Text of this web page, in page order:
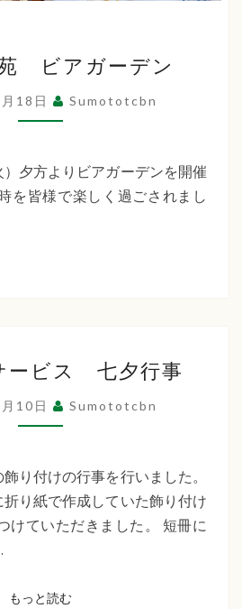
け
ぼ
の
ビ
ア
ビアガーデン
18日 Sumototcbn
夕方よりビアガーデンを開催
を皆様で楽しく過ごされまし
良
デ
イ
ー
ビ
ス
行
ービス 七夕行事
10日 Sumototcbn
り付けの行事を行いました。
り紙で作成していた飾り付け
けていただきました。 短冊に
もっと読むもっと読む